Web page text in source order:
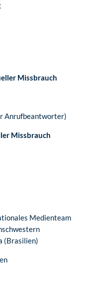
Missbrauch
Anrufbeantworter)
Missbrauch
Medienteam
(Brasilien)